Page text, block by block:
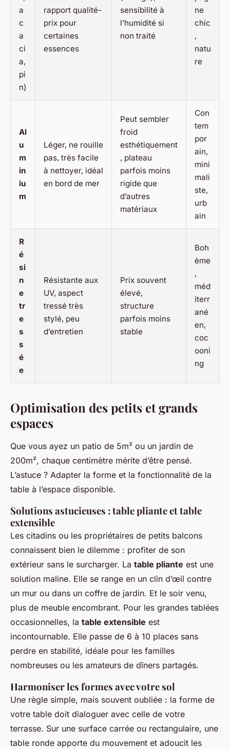
a
c
a
ci
a,
pi
n)
rapport qualité-
prix pour
certaines
essences
sensibilité à
l’humidité si
non traité
ne
chic
,
natu
re
Al
u
m
in
iu
m
Léger, ne rouille
pas, très facile
à nettoyer, idéal
en bord de mer
Peut sembler
froid
esthétiquement
, plateau
parfois moins
rigide que
d’autres
matériaux
Con
tem
por
ain,
mini
mali
ste,
urb
ain
R
é
si
n
e
tr
e
s
s
é
e
Résistante aux
UV, aspect
tressé très
stylé, peu
d’entretien
Prix souvent
élevé,
structure
parfois moins
stable
Boh
ème
,
méd
iterr
ané
en,
coc
ooni
ng
Optimisation des petits et grands
espaces
Que vous ayez un patio de 5m² ou un jardin de
200m², chaque centimètre mérite d’être pensé.
L’astuce ? Adapter la forme et la fonctionnalité de la
table à l’espace disponible.
Solutions astucieuses : table pliante et table
extensible
Les citadins ou les propriétaires de petits balcons
connaissent bien le dilemme : profiter de son
extérieur sans le surcharger. La table pliante est une
solution maline. Elle se range en un clin d’œil contre
un mur ou dans un coffre de jardin. Et le soir venu,
plus de meuble encombrant. Pour les grandes tablées
occasionnelles, la table extensible est
incontournable. Elle passe de 6 à 10 places sans
perdre en stabilité, idéale pour les familles
nombreuses ou les amateurs de dîners partagés.
Harmoniser les formes avec votre sol
Une règle simple, mais souvent oubliée : la forme de
votre table doit dialoguer avec celle de votre
terrasse. Sur une surface carrée ou rectangulaire, une
table ronde apporte du mouvement et adoucit les